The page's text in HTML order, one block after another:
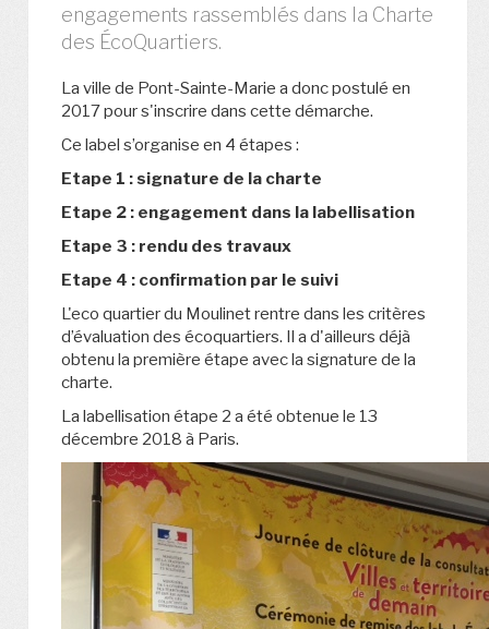
engagements rassemblés dans la Charte
des ÉcoQuartiers.
La ville de Pont-Sainte-Marie a donc postulé en
2017 pour s'inscrire dans cette démarche.
Ce label s’organise en 4 étapes :
Etape 1 : signature de la charte
Etape 2 : engagement dans la labellisation
Etape 3 : rendu des travaux
Etape 4 : confirmation par le suivi
L'eco quartier du Moulinet rentre dans les critères
d’évaluation des écoquartiers. Il a d'ailleurs déjà
obtenu la première étape avec la signature de la
charte.
La labellisation étape 2 a été obtenue le 13
décembre 2018 à Paris.